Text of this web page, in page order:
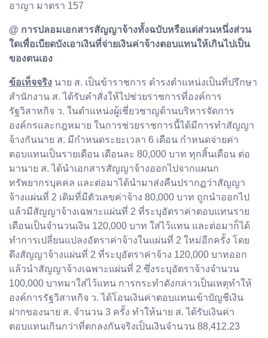
อาญา มาตรา 157
@ การปลอมเอกสารสัญญาจ้างทั้งฉบับหรือแต่ส่วนหนึ่งส่วน
ใดเพื่อเบียดบังเอาเงินที่จ่ายเงินค่าจ้างตอบแทนให้เกินไปเป็น
ของตนเอง
ข้อเท็จจริง นาย ส. เป็นข้าราชการ ดำรงตำแหน่งเป็นที่ปรึกษา
สำนักงาน ส. ได้รับคำสั่งให้ไปช่วยราชการที่องค์การ
รัฐวิสาหกิจ ว. ในตำแหน่งผู้เชี่ยวชาญด้านบริหารจัดการ
องค์กรและกฎหมาย ในการช่วยราชการนี้ได้มีการทำสัญญา
จ้างกันนาย ส. มีกำหนดระยะเวลา 6 เดือน กำหนดจ่ายค่า
ตอบแทนเป็นรายเดือน เดือนละ 80,000 บาท ทุกสิ้นเดือน ต่อ
มานาย ส. ได้นำเอกสารสัญญาจ้างออกไปจากแผนก
ทรัพยากรบุคคล และต่อมาได้นำมาส่งคืนปรากฏว่าสัญญา
จ้างแผ่นที่ 2 เดิมที่มีตัวเลขค่าจ้าง 80,000 บาท ถูกนำออกไป
แล้วมีสัญญาจ้างเฉพาะแผ่นที่ 2 ที่ระบุอัตราค่าตอบแทนราย
เดือนเป็นจำนวนเงิน 120,000 บาท ใส่ไว้แทน และต่อมาก็ได้
ทำการเปลี่ยนแปลงอัตราค่าจ้างในแผ่นที่ 2 ใหม่อีกครั้ง โดย
ดึงสัญญาจ้างแผ่นที่ 2 ที่ระบุอัตราค่าจ้าง 120,000 บาทออก
แล้วนำสัญญาจ้างเฉพาะแผ่นที่ 2 ซึ่งระบุอัตราจ้างจำนวน
100,000 บาทมาใส่ไว้แทน การกระทำดังกล่าวเป็นเหตุทำให้
องค์การรัฐวิสาหกิจ ว. ได้โอนเงินค่าตอบแทนเข้าบัญชีเงิน
ฝากของนาย ส. จำนวน 3 ครั้ง ทำให้นาย ส. ได้รับเงินค่า
ตอบแทนเกินกว่าที่ตกลงกันจริงเป็นเงินจำนวน 88,412.23